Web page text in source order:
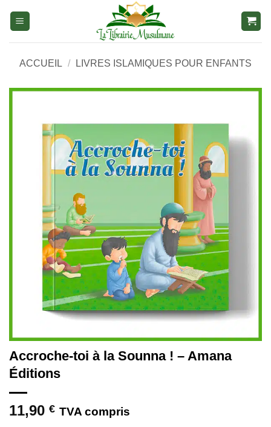
ACCUEIL / LIVRES ISLAMIQUES POUR ENFANTS
Accroche-toi à la Sounna ! – Amana
Éditions
11,90 € TVA compris